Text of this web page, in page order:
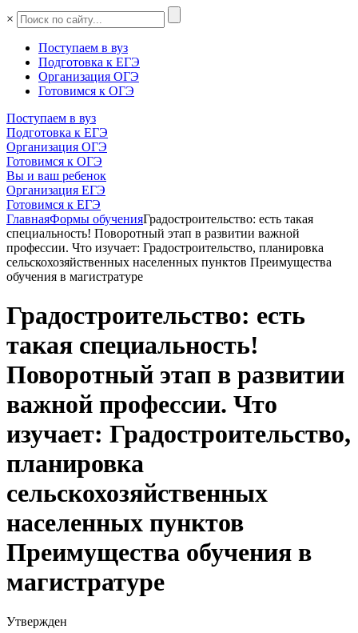
×
Поступаем в вуз
Подготовка к ЕГЭ
Организация ОГЭ
Готовимся к ОГЭ
Поступаем в вуз
Подготовка к ЕГЭ
Организация ОГЭ
Готовимся к ОГЭ
Вы и ваш ребенок
Организация ЕГЭ
Готовимся к ЕГЭ
ГлавнаяФормы обученияГрадостроительство: есть такая
специальность! Поворотный этап в развитии важной
профессии. Что изучает: Градостроительство, планировка
сельскохозяйственных населенных пунктов Преимущества
обучения в магистратуре
Градостроительство: есть
такая специальность!
Поворотный этап в развитии
важной профессии. Что
изучает: Градостроительство,
планировка
сельскохозяйственных
населенных пунктов
Преимущества обучения в
магистратуре
Утвержден